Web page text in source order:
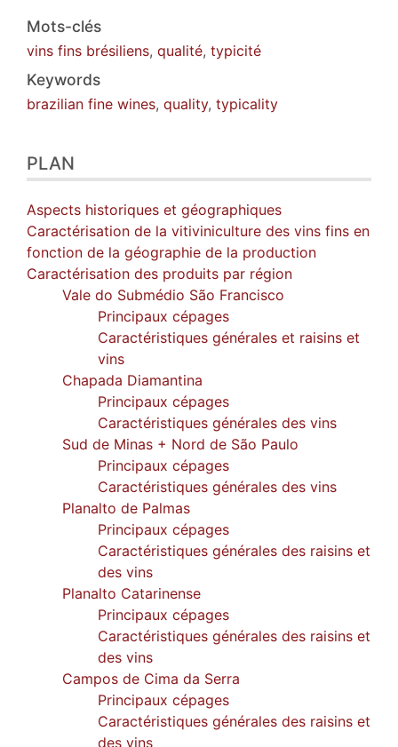
Mots-clés
vins fins brésiliens, qualité, typicité
Keywords
brazilian fine wines, quality, typicality
PLAN
Aspects historiques et géographiques
Caractérisation de la vitiviniculture des vins fins en
fonction de la géographie de la production
Caractérisation des produits par région
Vale do Submédio São Francisco
Principaux cépages
Caractéristiques générales et raisins et
vins
Chapada Diamantina
Principaux cépages
Caractéristiques générales des vins
Sud de Minas + Nord de São Paulo
Principaux cépages
Caractéristiques générales des vins
Planalto de Palmas
Principaux cépages
Caractéristiques générales des raisins et
des vins
Planalto Catarinense
Principaux cépages
Caractéristiques générales des raisins et
des vins
Campos de Cima da Serra
Principaux cépages
Caractéristiques générales des raisins et
des vins